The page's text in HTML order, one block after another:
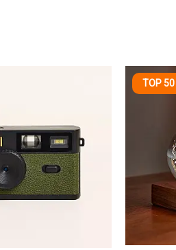
TOP 50